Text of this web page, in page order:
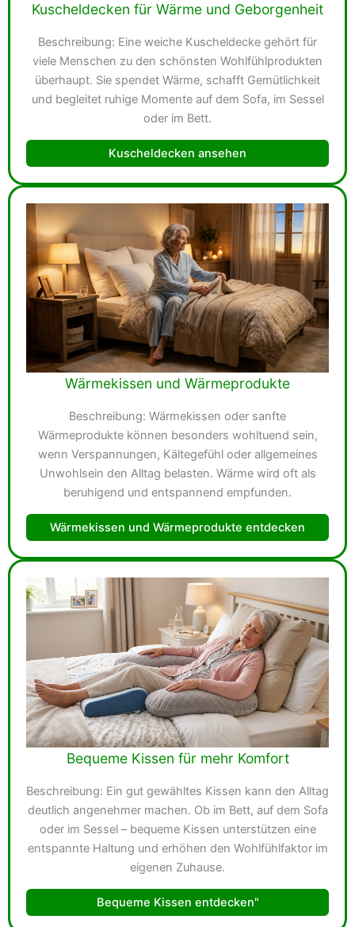
Kuscheldecken für Wärme und Geborgenheit
Beschreibung: Eine weiche Kuscheldecke gehört für
viele Menschen zu den schönsten Wohlfühlprodukten
überhaupt. Sie spendet Wärme, schafft Gemütlichkeit
und begleitet ruhige Momente auf dem Sofa, im Sessel
oder im Bett.
Kuscheldecken ansehen
Wärmekissen und Wärmeprodukte
Beschreibung: Wärmekissen oder sanfte
Wärmeprodukte können besonders wohltuend sein,
wenn Verspannungen, Kältegefühl oder allgemeines
Unwohlsein den Alltag belasten. Wärme wird oft als
beruhigend und entspannend empfunden.
Wärmekissen und Wärmeprodukte entdecken
Bequeme Kissen für mehr Komfort
Beschreibung: Ein gut gewähltes Kissen kann den Alltag
deutlich angenehmer machen. Ob im Bett, auf dem Sofa
oder im Sessel – bequeme Kissen unterstützen eine
entspannte Haltung und erhöhen den Wohlfühlfaktor im
eigenen Zuhause.
Bequeme Kissen entdecken"